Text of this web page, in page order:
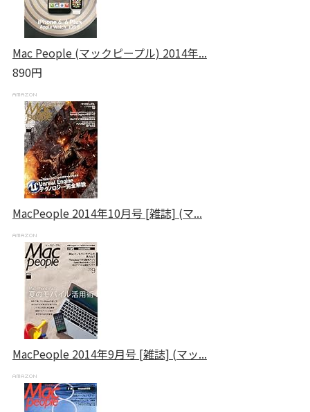
Mac People (マックピープル) 2014年...
890円
MacPeople 2014年10月号 [雑誌] (マ...
MacPeople 2014年9月号 [雑誌] (マッ...